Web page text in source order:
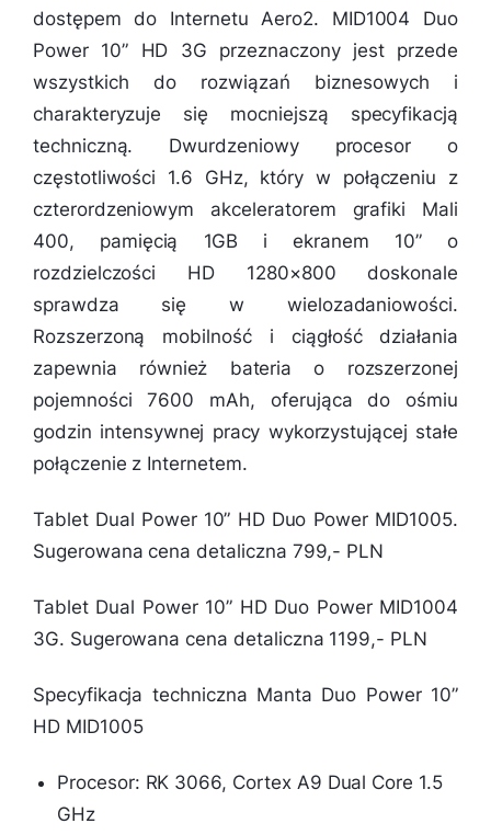
dostępem do Internetu Aero2. MID1004 Duo
Power 10” HD 3G przeznaczony jest przede
wszystkich do rozwiązań biznesowych i
charakteryzuje się mocniejszą specyfikacją
techniczną. Dwurdzeniowy procesor o
częstotliwości 1.6 GHz, który w połączeniu z
czterordzeniowym akceleratorem grafiki Mali
400, pamięcią 1GB i ekranem 10” o
rozdzielczości HD 1280×800 doskonale
sprawdza się w wielozadaniowości.
Rozszerzoną mobilność i ciągłość działania
zapewnia również bateria o rozszerzonej
pojemności 7600 mAh, oferująca do ośmiu
godzin intensywnej pracy wykorzystującej stałe
połączenie z Internetem.
Tablet Dual Power 10” HD Duo Power MID1005.
Sugerowana cena detaliczna 799,- PLN
Tablet Dual Power 10” HD Duo Power MID1004
3G. Sugerowana cena detaliczna 1199,- PLN
Specyfikacja techniczna Manta Duo Power 10”
HD MID1005
Procesor: RK 3066, Cortex A9 Dual Core 1.5
GHz